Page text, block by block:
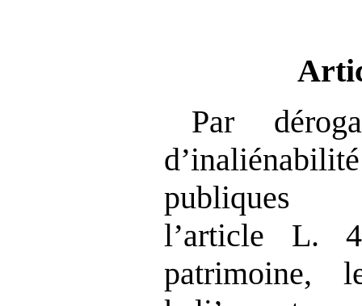
Par
l’article L.
patrimoine,